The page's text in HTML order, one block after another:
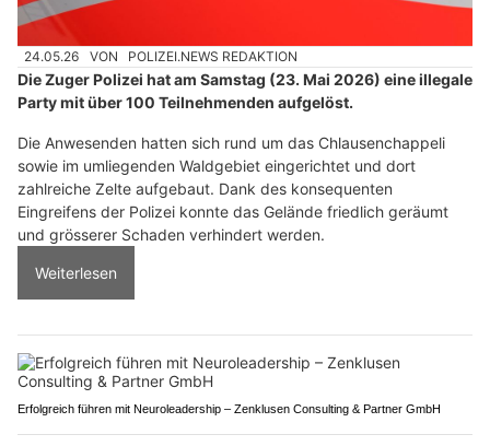
24.05.26 VON POLIZEI.NEWS REDAKTION
Die Zuger Polizei hat am Samstag (23. Mai 2026) eine illegale
Party mit über 100 Teilnehmenden aufgelöst.
Die Anwesenden hatten sich rund um das Chlausenchappeli
sowie im umliegenden Waldgebiet eingerichtet und dort
zahlreiche Zelte aufgebaut. Dank des konsequenten
Eingreifens der Polizei konnte das Gelände friedlich geräumt
und grösserer Schaden verhindert werden.
Weiterlesen
Erfolgreich führen mit Neuroleadership – Zenklusen Consulting & Partner GmbH